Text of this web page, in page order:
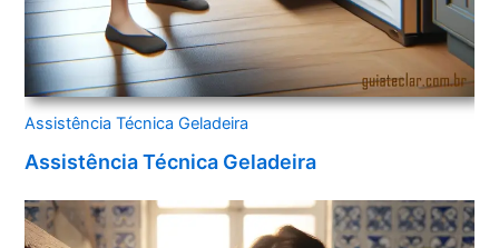
Assistência Técnica Geladeira
Assistência Técnica Geladeira